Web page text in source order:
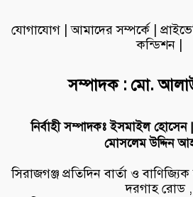
যোগাযোগ |আমাদের সম্পর্কে
কন্ডিশন|
সম্পাদক : মো.
নির্বাহী সম্পাদকঃ ইসমাইল হোসেন
মোসলেম উদ্দিন
সিরাজগঞ্জ প্রতিদিন বার্তা ও
দরগাহ রোড ,